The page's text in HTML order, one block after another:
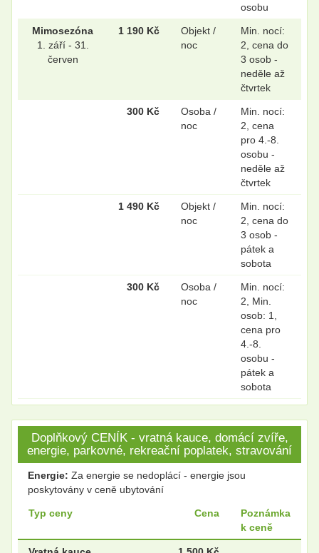
osobu
Mimosezóna
1. září - 31.
červen
1 190 Kč
Objekt /
noc
Min. nocí:
2, cena do
3 osob -
neděle až
čtvrtek
300 Kč
Osoba /
noc
Min. nocí:
2, cena
pro 4.-8.
osobu -
neděle až
čtvrtek
1 490 Kč
Objekt /
noc
Min. nocí:
2, cena do
3 osob -
pátek a
sobota
300 Kč
Osoba /
noc
Min. nocí:
2, Min.
osob: 1,
cena pro
4.-8.
osobu -
pátek a
sobota
Doplňkový CENÍK - vratná kauce, domácí zvíře,
energie, parkovné, rekreační poplatek, stravování
Energie: Za energie se nedoplácí - energie jsou
poskytovány v ceně ubytování
Typ ceny Cena
Poznámka
k ceně